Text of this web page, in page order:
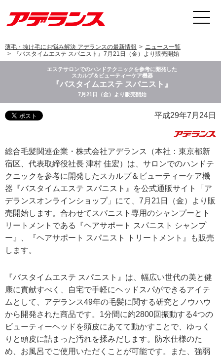
薄毛・抜け毛にお悩み解決 アデランスの最新情報
ニュース一覧
『バスタイムエステ スパニスト』7月21日（金）より販売開始
エステサロンでのハンドテクニックを参考に開発した
スカルプ＆ビューティーケア機器
『バスタイムエステ スパニスト』
7月21日（金）より販売開始
平成29年7月24日
総合毛髪関連企業・株式会社アデランス（本社：東京都新
宿区、代表取締役社長 津村 佳宏）は、サロンでのハンドテ
クニックを参考に開発したスカルプ＆ビューティーケア機
器『バスタイムエステ スパニスト』を公式通販サイト「ア
デランスオンラインショップ」にて、7月21日（金）より販
売開始します。合わせてスパニスト専用のシャンプーとト
リートメントである『ヘアサポート スパニスト シャンプ
ー』、『ヘアサポート スパニスト トリートメント』も販売
します。
『バスタイムエステ スパニスト』は、幅広い世代の美と健
康に貢献すべく、自宅で手軽にヘッドスパができるアイテ
ムとして、アデランス49年の毛髪に関する研究とノウハウ
から開発された商品です。1分間に約2800回振動する4つの
ビューティーヘッドを頭皮にあてて動かすことで、ゆっく
りと頭皮に詰まった汚れを揉みだします。防水仕様のた
め、お風呂でご使用いただくことが可能です。また、強弱